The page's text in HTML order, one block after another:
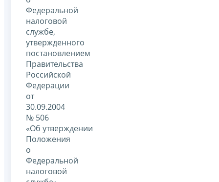
Федеральной
налоговой
службе,
утвержденного
постановлением
Правительства
Российской
Федерации
от
30.09.2004
№ 506
«Об утверждении
Положения
о
Федеральной
налоговой